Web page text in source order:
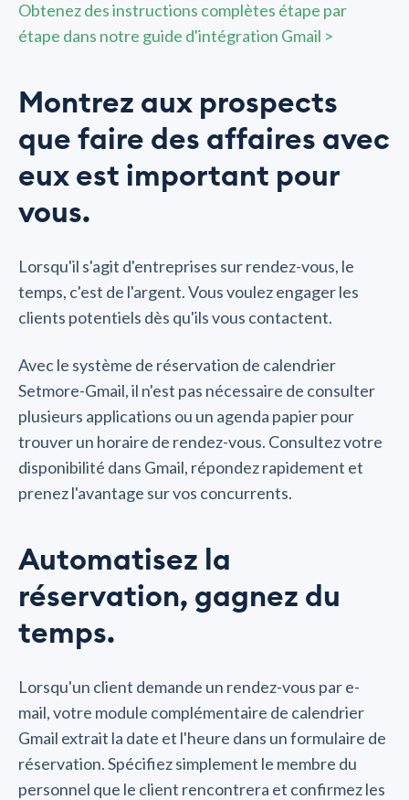
Obtenez des instructions complètes étape par
étape dans notre guide d'intégration Gmail >
Montrez aux prospects
que faire des affaires avec
eux est important pour
vous.
Lorsqu'il s'agit d'entreprises sur rendez-vous, le
temps, c'est de l'argent. Vous voulez engager les
clients potentiels dès qu'ils vous contactent.
Avec le système de réservation de calendrier
Setmore-Gmail, il n'est pas nécessaire de consulter
plusieurs applications ou un agenda papier pour
trouver un horaire de rendez-vous. Consultez votre
disponibilité dans Gmail, répondez rapidement et
prenez l'avantage sur vos concurrents.
Automatisez la
réservation, gagnez du
temps.
Lorsqu'un client demande un rendez-vous par e-
mail, votre module complémentaire de calendrier
Gmail extrait la date et l'heure dans un formulaire de
réservation. Spécifiez simplement le membre du
personnel que le client rencontrera et confirmez les